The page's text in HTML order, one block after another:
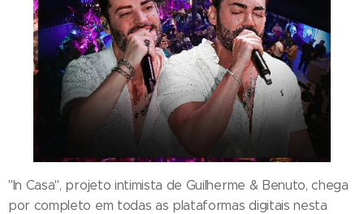
"In Casa", projeto intimista de Guilherme & Benuto, chega
por completo em todas as plataformas digitais nesta